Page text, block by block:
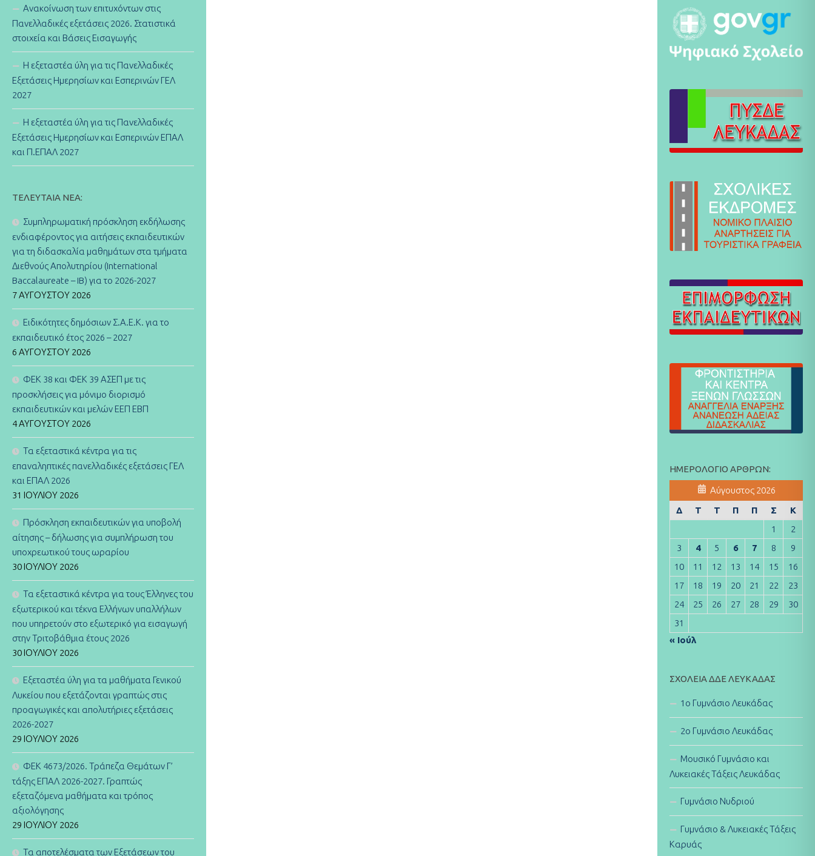
Ανακοίνωση των επιτυχόντων στις
Πανελλαδικές εξετάσεις 2026. Στατιστικά
στοιχεία και Βάσεις Εισαγωγής
Η εξεταστέα ύλη για τις Πανελλαδικές
Εξετάσεις Ημερησίων και Εσπερινών ΓΕΛ
2027
Η εξεταστέα ύλη για τις Πανελλαδικές
Εξετάσεις Ημερησίων και Εσπερινών ΕΠΑΛ
και Π.ΕΠΑΛ 2027
ΤΕΛΕΥΤΑΊΑ ΝΈΑ:
Συμπληρωματική πρόσκληση εκδήλωσης
ενδιαφέροντος για αιτήσεις εκπαιδευτικών
για τη διδασκαλία μαθημάτων στα τμήματα
Διεθνούς Απολυτηρίου (International
Baccalaureate – IB) για το 2026-2027
7 ΑΥΓΟΎΣΤΟΥ 2026
Ειδικότητες δημόσιων Σ.Α.Ε.Κ. για το
εκπαιδευτικό έτος 2026 – 2027
6 ΑΥΓΟΎΣΤΟΥ 2026
ΦΕΚ 38 και ΦΕΚ 39 ΑΣΕΠ με τις
προσκλήσεις για μόνιμο διορισμό
εκπαιδευτικών και μελών ΕΕΠ ΕΒΠ
4 ΑΥΓΟΎΣΤΟΥ 2026
Τα εξεταστικά κέντρα για τις
επαναληπτικές πανελλαδικές εξετάσεις ΓΕΛ
και ΕΠΑΛ 2026
31 ΙΟΥΛΊΟΥ 2026
Πρόσκληση εκπαιδευτικών για υποβολή
αίτησης – δήλωσης για συμπλήρωση του
υποχρεωτικού τους ωραρίου
30 ΙΟΥΛΊΟΥ 2026
Τα εξεταστικά κέντρα για τους Έλληνες του
εξωτερικού και τέκνα Ελλήνων υπαλλήλων
που υπηρετούν στο εξωτερικό για εισαγωγή
στην Τριτοβάθμια έτους 2026
30 ΙΟΥΛΊΟΥ 2026
Εξεταστέα ύλη για τα μαθήματα Γενικού
Λυκείου που εξετάζονται γραπτώς στις
προαγωγικές και απολυτήριες εξετάσεις
2026-2027
29 ΙΟΥΛΊΟΥ 2026
ΦΕΚ 4673/2026. Τράπεζα Θεμάτων Γ’
τάξης ΕΠΑΛ 2026-2027. Γραπτώς
εξεταζόμενα μαθήματα και τρόπος
αξιολόγησης
29 ΙΟΥΛΊΟΥ 2026
Τα αποτελέσματα των Εξετάσεων του
ΗΜΕΡΟΛΌΓΙΟ ΆΡΘΡΩΝ:
Αύγουστος 2026
Δ
Τ Τ Π Π Σ
Κ
1
2
3
4 5 6 7 8
9
10
11 12 13 14 15
16
17
18 19 20 21 22
23
24
25 26 27 28 29
30
31
« Ιούλ
ΣΧΟΛΕΊΑ ΔΔΕ ΛΕΥΚΆΔΑΣ
1ο Γυμνάσιο Λευκάδας
2ο Γυμνάσιο Λευκάδας
Μουσικό Γυμνάσιο και
Λυκειακές Τάξεις Λευκάδας
Γυμνάσιο Νυδριού
Γυμνάσιο & Λυκειακές Τάξεις
Καρυάς